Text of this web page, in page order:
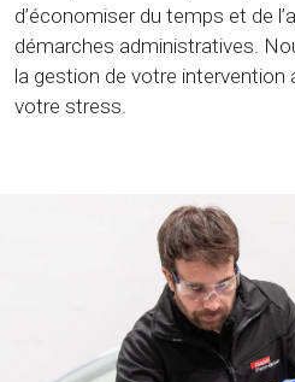
d’économiser du temps et de
démarches administratives.
la gestion de votre intervention
votre stress.